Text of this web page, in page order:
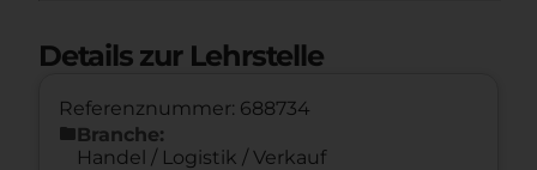
Details zur Lehrstelle
Referenznummer: 688734
folderBranche:
Handel / Logistik / Verkauf